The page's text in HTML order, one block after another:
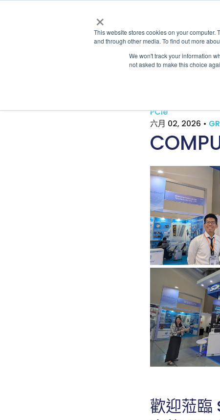
×
This website stores cookies on your
and through other media. To find out more
We won't track your information
not asked to make this choice
PCIe
六月 02, 2026 •
歡迎蒞臨